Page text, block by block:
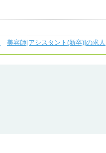
美容師[アシスタント(新卒)]の求人